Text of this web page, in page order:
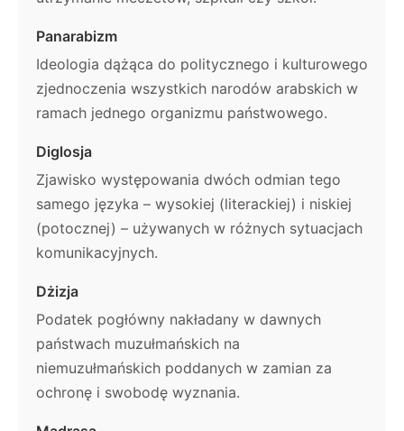
Panarabizm
Ideologia dążąca do politycznego i kulturowego
zjednoczenia wszystkich narodów arabskich w
ramach jednego organizmu państwowego.
Diglosja
Zjawisko występowania dwóch odmian tego
samego języka – wysokiej (literackiej) i niskiej
(potocznej) – używanych w różnych sytuacjach
komunikacyjnych.
Dżizja
Podatek pogłówny nakładany w dawnych
państwach muzułmańskich na
niemuzułmańskich poddanych w zamian za
ochronę i swobodę wyznania.